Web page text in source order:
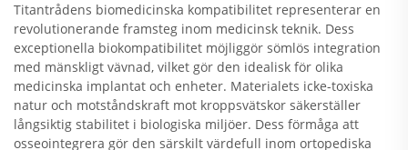
Titantrådens biomedicinska kompatibilitet representerar en
revolutionerande framsteg inom medicinsk teknik. Dess
exceptionella biokompatibilitet möjliggör sömlös integration
med mänskligt vävnad, vilket gör den idealisk för olika
medicinska implantat och enheter. Materialets icke-toxiska
natur och motståndskraft mot kroppsvätskor säkerställer
långsiktig stabilitet i biologiska miljöer. Dess förmåga att
osseointegrera gör den särskilt värdefull inom ortopediska